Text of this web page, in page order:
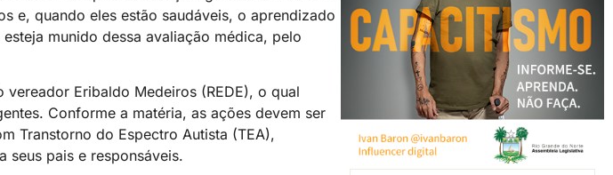
e, quando eles estão saudáveis, o aprendizado
munido dessa avaliação médica, pelo
Eribaldo Medeiros (REDE), o qual
Conforme a matéria, as ações devem ser
Transtorno do Espectro Autista (TEA),
seus pais e responsáveis.